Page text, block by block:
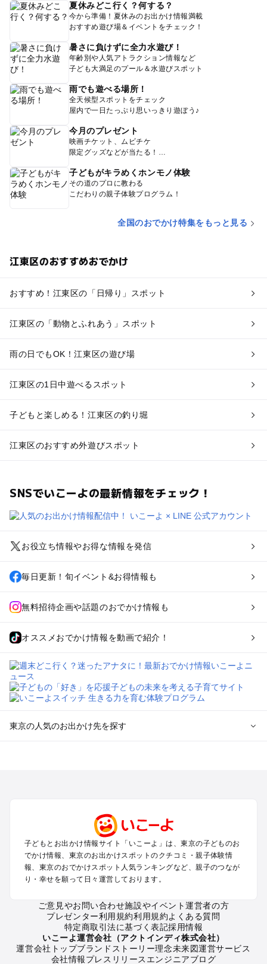
夏休みどこ行く？何する？
今から準備！夏休みのお出かけ情報満載
おすすめ遊び場＆イベントをチェック！
暑さに負けずに全力水遊び！
年齢別や人気アトラクション情報など
子ども大満足のプール＆水遊びスポット
雨でも遊べる場所！
全天候型スポットをチェック
屋内で一日たっぷり思いっきり遊ぼう♪
今月のプレゼント
映画チケット、ムビチケ
限定グッズなどが当たる！
子どもがキラめくホンモノ体験
その道のプロに教わる
こだわりの親子体験プログラム！
全国のおでかけ特集をもっと見る
江東区のおすすめおでかけ
おすすめ！江東区の「日帰り」スポット
江東区の「動物とふれあう」スポット
雨の日でもOK！江東区の遊び場
江東区の1日中遊べるスポット
子どもと楽しめる！江東区の釣り堀
江東区のおすすめ外遊びスポット
SNSでいこーよの最新情報をチェック！
お役立ち情報やお得な情報を発信
毎日更新！旬イベント&お得情報も
無料招待企画や話題のおでかけ情報も
オススメおでかけ情報を動画で紹介！
東京の人気のお出かけ先を探す
町田・相模原・愛川・上野原のプールお出かけ
渋谷・原宿・恵比寿・中目黒・自由が丘のプールお出かけ
池袋・赤羽・王子・巣鴨・目白・石神井のプールお出かけ
新宿・高田馬場・代々木・千駄ヶ谷のプールお出かけ
銀座・丸の内・日本橋・有楽町・築地・月島のプールお出かけ
小金井・小平・西東京・東村山・東久留米のプールお出かけ
府中・調布・狛江のプールお出かけ
青梅・奥多摩のプールお出かけ
蒲田・大森・羽田周辺のプールお出かけ
葛西・新木場・亀戸・亀有・柴又のプールお出かけ
子どもとお出かけ情報サイト「いこーよ」は、東京の子どものお
でかけ情報、東京のお出かけスポットのクチコミ・親子体験情
報、東京のおでかけスポット人気ランキングなど、親子のつなが
り・幸せを願って日々運営しております。
ご意見やお問い合わせ施設やイベント運営者の方
プレゼンター利用規約利用規約よくある質問
特定商取引法に基づく表記採用情報
いこーよ運営会社（アクトインディ株式会社）
運営会社トップブランドストーリー理念未来図運営サービス
会社情報プレスリリース エンジニアブログ